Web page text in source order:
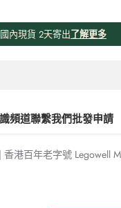
、送貨嘅流程俾大家知啦
頻道聯繫我們批發申請
港百年老字號 Legowell